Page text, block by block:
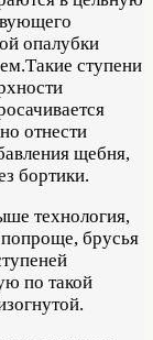
опалубки
ступени
отнести
щебня,
бортики.
технология,
брусья
по такой